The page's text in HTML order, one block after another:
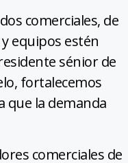
comerciales, de
equipos estén
sénior de
fortalecemos
que la demanda
comerciales de